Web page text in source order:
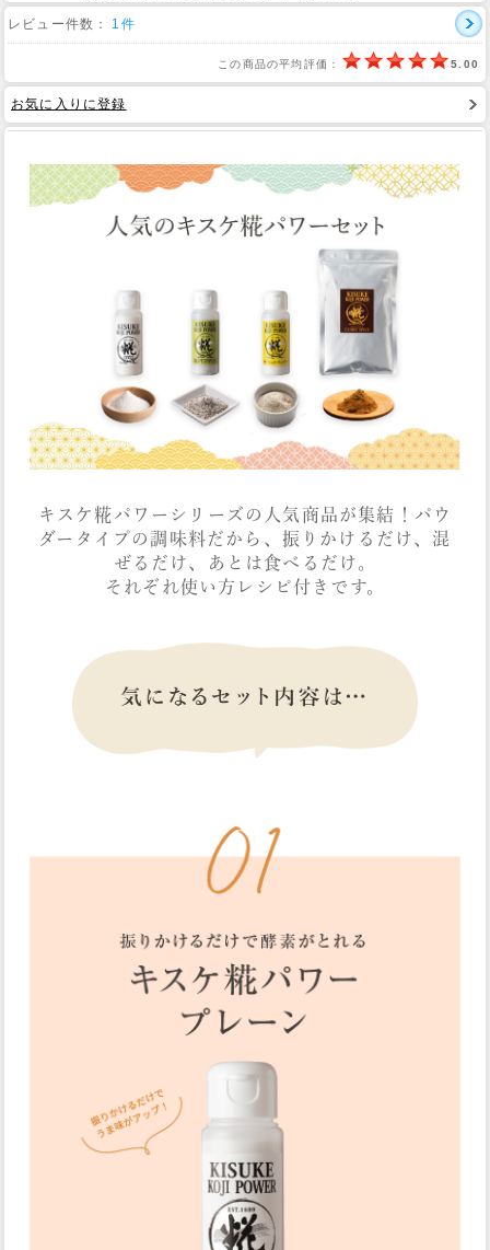
レビュー件数： 1件
この商品の平均評価： 5.00
お気に入りに登録
キスケ糀パワーシリーズの人気商品が集結！パウ
ダータイプの調味料だから、振りかけるだけ、混
ぜるだけ、あとは食べるだけ。
それぞれ使い方レシピ付きです。